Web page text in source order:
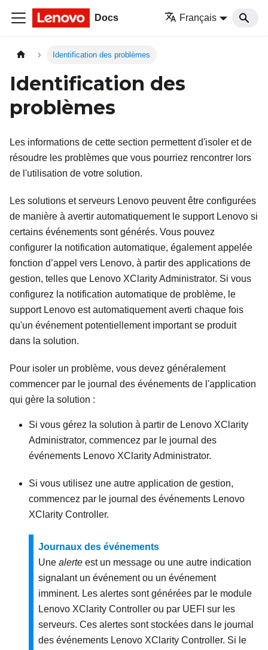
Docs Français
Identification des problèmes
Identification des
problèmes
Les informations de cette section permettent d'isoler et de
résoudre les problèmes que vous pourriez rencontrer lors
de l'utilisation de votre solution.
Les solutions et serveurs Lenovo peuvent être configurées
de manière à avertir automatiquement le support Lenovo si
certains événements sont générés. Vous pouvez
configurer la notification automatique, également appelée
fonction d’appel vers Lenovo, à partir des applications de
gestion, telles que Lenovo XClarity Administrator. Si vous
configurez la notification automatique de problème, le
support Lenovo est automatiquement averti chaque fois
qu'un événement potentiellement important se produit
dans la solution.
Pour isoler un problème, vous devez généralement
commencer par le journal des événements de l'application
qui gère la solution :
Si vous gérez la solution à partir de Lenovo XClarity
Administrator, commencez par le journal des
événements Lenovo XClarity Administrator.
Si vous utilisez une autre application de gestion,
commencez par le journal des événements Lenovo
XClarity Controller.
Journaux des événements
Une alerte est un message ou une autre indication
signalant un événement ou un événement
imminent. Les alertes sont générées par le module
Lenovo XClarity Controller ou par UEFI sur les
serveurs. Ces alertes sont stockées dans le journal
des événements Lenovo XClarity Controller. Si le